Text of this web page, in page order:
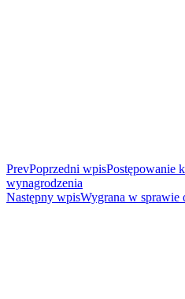
PrevPoprzedni wpisPostępowanie
wynagrodzenia
Następny wpisWygrana w sprawie